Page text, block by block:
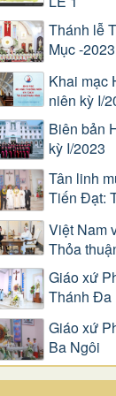
Thánh lễ
Mục -2023
Khai mạc
niên kỳ I/
Biên bản
kỳ I/2023
Tân linh
Tiến Đạt:
Việt Nam
Thỏa
Giáo xứ
Thánh Đa
Giáo xứ
Ba Ngôi